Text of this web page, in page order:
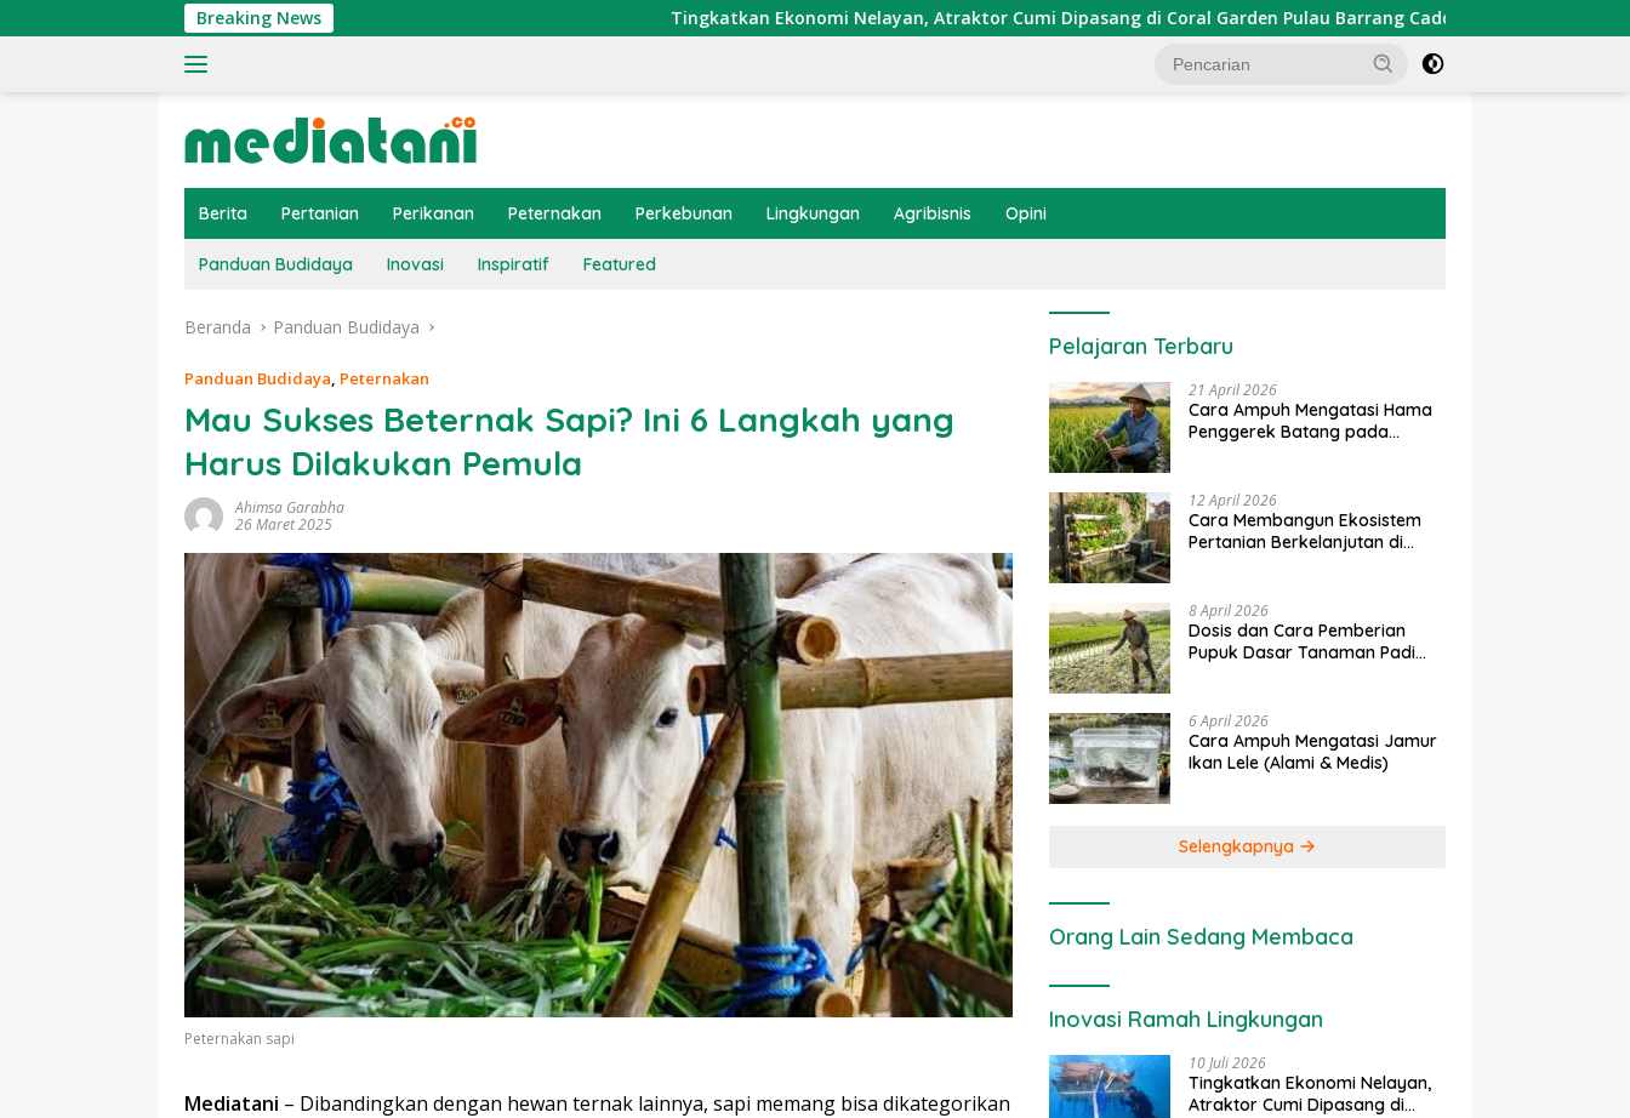
ke
Breaking News Tingkatkan Ekonomi Nelayan, Atraktor Cumi Dipasang di Coral Garden Pulau Barrang Caddi PDKT Danau Tempe :
Berita Pertanian Perikanan Peternakan Perkebunan Lingkungan Agribisnis Opini
Panduan Budidaya Inovasi Inspiratif Featured
Beranda Panduan Budidaya
Panduan Budidaya, Peternakan
Mau Sukses Beternak Sapi? Ini 6 Langkah yang
Harus Dilakukan Pemula
Ahimsa Garabha
26 Maret 2025
Peternakan sapi
Mediatani – Dibandingkan dengan hewan ternak lainnya, sapi memang bisa dikategorikan
Pelajaran Terbaru
21 April 2026
Cara Ampuh Mengatasi Hama
Penggerek Batang pada
12 April 2026
Cara Membangun Ekosistem
Pertanian Berkelanjutan di
8 April 2026
Dosis dan Cara Pemberian
Pupuk Dasar Tanaman Padi
6 April 2026
Cara Ampuh Mengatasi Jamur
Ikan Lele (Alami & Medis)
Selengkapnya
Orang Lain Sedang Membaca
Inovasi Ramah Lingkungan
10 Juli 2026
Tingkatkan Ekonomi Nelayan,
Atraktor Cumi Dipasang di